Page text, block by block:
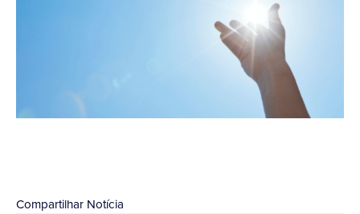
Compartilhar Notícia